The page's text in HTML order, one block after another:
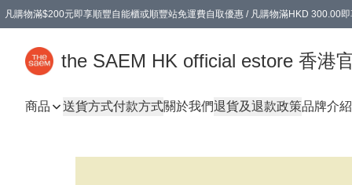
凡購物滿$200元即享順豐自能櫃或順豐站免運費自取優惠 / 凡購物滿HKD 300.00
the SAEM HK official estore 香港
商品 送貨方式付款方式關於我們退貨及退款政策品牌介紹